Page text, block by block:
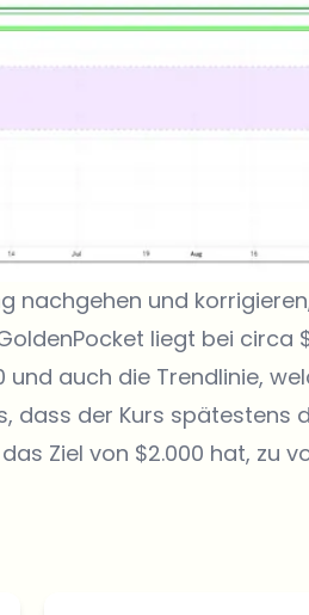
nachgehen und
liegt bei circa
und auch die Trendlinie,
dass der Kurs spätestens
Ziel von $2.000 hat, zu